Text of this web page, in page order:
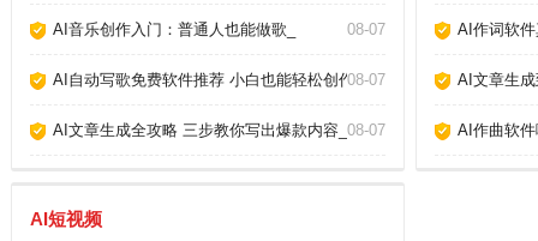
AI音乐创作入门：普通人也能做歌_ 08-07
AI自动写歌免费软件推荐 小白也能轻松创作_08-07
AI文章生成全攻略 三步教你写出爆款内容_ 08-07
AI作词软
AI文章生
AI作曲软
AI短视频